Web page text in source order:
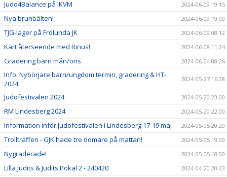
Judo4Balance på IKVM 2024-06-09 19:15
Nya brunbälten! 2024-06-09 19:00
TJG-läger på Frölunda JK 2024-06-09 08:12
Kärt återseende med Rinus! 2024-06-08 11:24
Gradering barn mån/ons 2024-06-04 08:26
Info: Nybörjare barn/ungdom termin, gradering & HT-
2024
2024-05-27 16:28
Judofestivalen 2024 2024-05-20 23:00
RM Lindesberg 2024 2024-05-20 22:00
Information inför Judofestivalen i Lindesberg 17-19 maj 2024-05-05 20:20
Trollträffen - GJK hade tre domare på mattan! 2024-05-05 19:00
Nygraderade! 2024-05-05 18:00
Lilla Judits & Judits Pokal 2 - 240420 2024-04-20 20:03